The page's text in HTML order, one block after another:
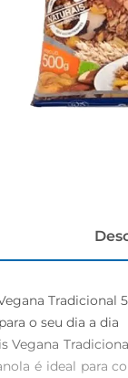
Tradicional
o seu dia a dia
Vegana
é ideal para